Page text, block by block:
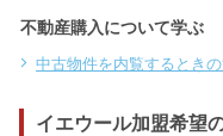
不動産購入について学ぶ
中古物件を内覧するとき
イエウール加盟希望